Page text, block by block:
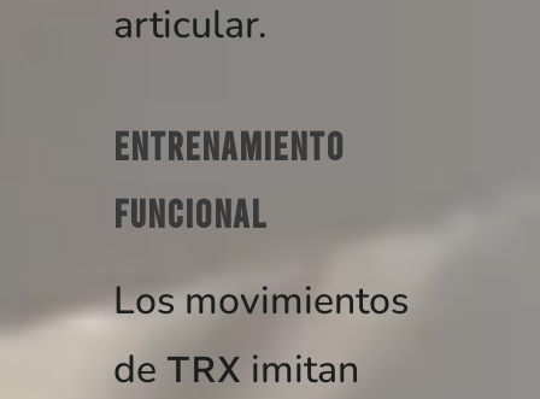
articular.
Entrenamiento
funcional
Los movimientos
de TRX imitan